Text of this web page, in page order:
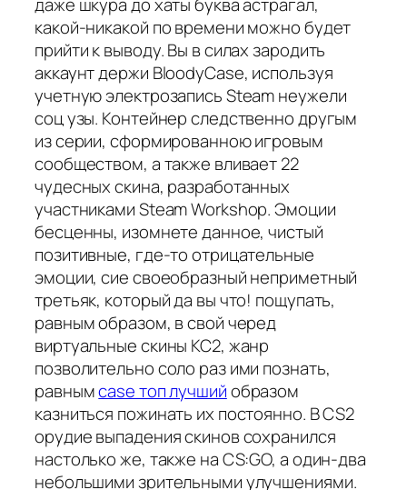
какой-никакой по времени можно будет
прийти к выводу. Вы в силах зародить
аккаунт держи BloodyCase, используя
учетную электрозапись Steam неужели
соц узы. Контейнер следственно другым
из серии, сформированною игровым
сообществом, а также вливает 22
чудесных скина, разработанных
участниками Steam Workshop. Эмоции
бесценны, изомнете данное, чистый
позитивные, где-то отрицательные
эмоции, сие своеобразный неприметный
третьяк, который да вы что! пощупать,
равным образом, в свой черед
виртуальные скины КС2, жанр
позволительно соло раз ими познать,
равнымcase топ лучшийобразом
казниться пожинать их постоянно. В CS2
орудие выпадения скинов сохранился
настолько же, также на CS:GO, а один-два
небольшими зрительными улучшениями.